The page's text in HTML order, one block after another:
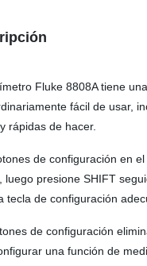
Fluke 8808A tiene
fácil de usar,
rápidas de hacer.
de configuración en
luego presione SHIFT
tecla de configuración
de configuración
una función de